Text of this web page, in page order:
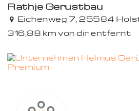
Premium
Rathje Gerüstbau
Eichenweg 7, 25584
316,88 km von dir entfernt
Premium